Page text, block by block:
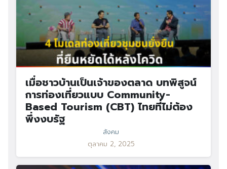
เมื่อชาวบ้านเป็นเจ้าของตลาด บทพิสูจน์
การท่องเที่ยวแบบ Community-
Based Tourism (CBT) ไทยที่ไม่ต้อง
พึ่งงบรัฐ
สังคม
ตุลาคม 2, 2025